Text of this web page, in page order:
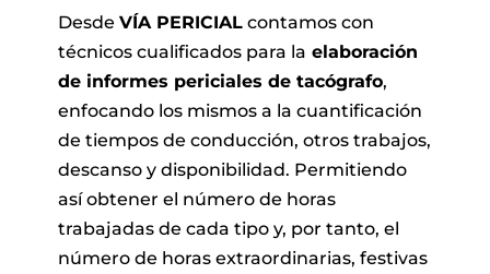
Desde VÍA PERICIALcontamos con
técnicos cualificados para la elaboración
de informes periciales de tacógrafo,
enfocando los mismos a la cuantificación
de tiempos de conducción, otros trabajos,
descanso y disponibilidad. Permitiendo
así obtener el número de horas
trabajadas de cada tipo y, por tanto, el
número de horas extraordinarias, festivas